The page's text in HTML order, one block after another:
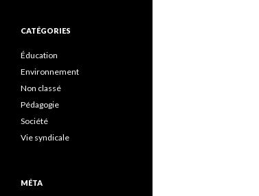
CATÉGORIES
Éducation
Environnement
Non classé
Pédagogie
Société
Vie syndicale
MÉTA